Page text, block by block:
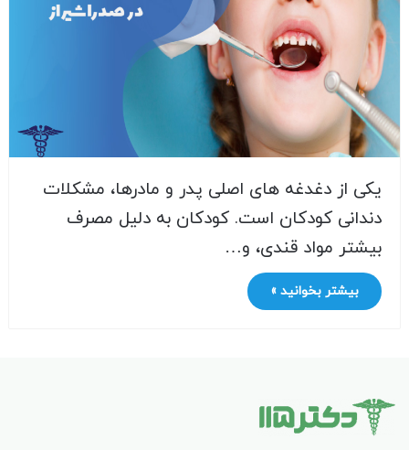
یکی از دغدغه های اصلی پدر و مادرها، مشکلات
دندانی کودکان است. کودکان به دلیل مصرف
بیشتر مواد قندی، و…
بیشتر بخوانید »